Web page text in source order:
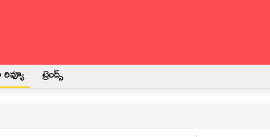
ట్రెండ్స్